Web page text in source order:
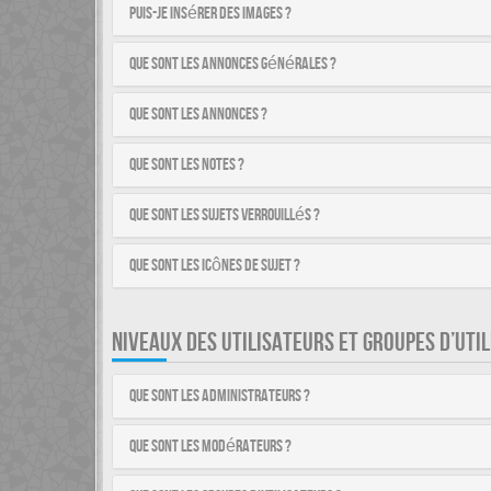
Puis-je insérer des images ?
Que sont les annonces générales ?
Que sont les annonces ?
Que sont les notes ?
Que sont les sujets verrouillés ?
Que sont les icônes de sujet ?
NIVEAUX DES UTILISATEURS ET GROUPES
Que sont les administrateurs ?
Que sont les modérateurs ?